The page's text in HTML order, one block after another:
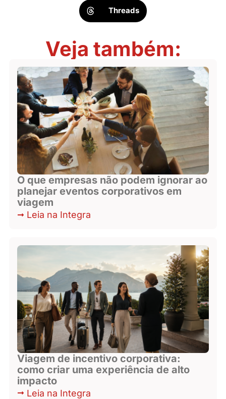
Threads
Veja também:
O que empresas não podem ignorar ao
planejar eventos corporativos em
viagem
Leia na Integra
Viagem de incentivo corporativa:
como criar uma experiência de alto
impacto
Leia na Integra